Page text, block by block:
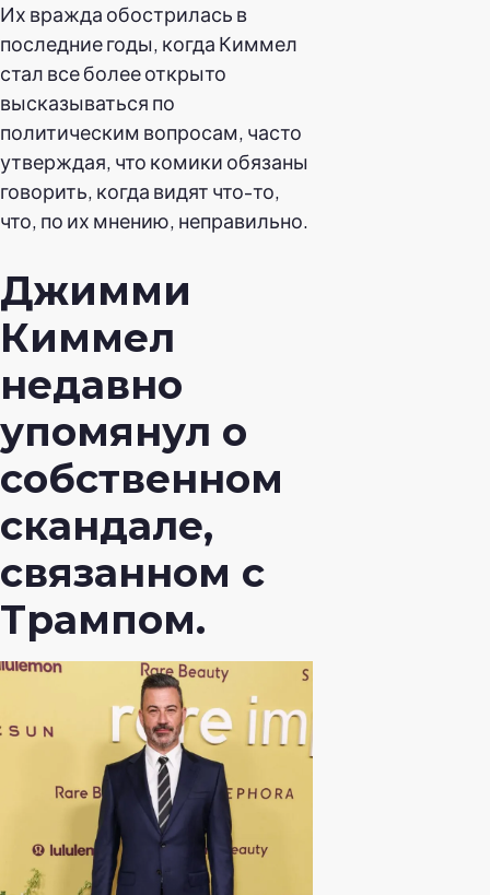
Их вражда обострилась в
последние годы, когда Киммел
стал все более открыто
высказываться по
политическим вопросам, часто
утверждая, что комики обязаны
говорить, когда видят что-то,
что, по их мнению, неправильно.
Джимми
Киммел
недавно
упомянул о
собственном
скандале,
связанном с
Трампом.